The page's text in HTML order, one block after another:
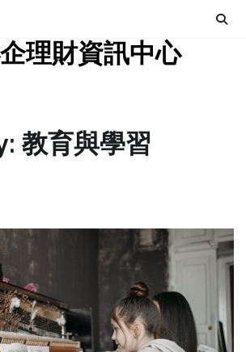
理財資訊中心
教育與學習